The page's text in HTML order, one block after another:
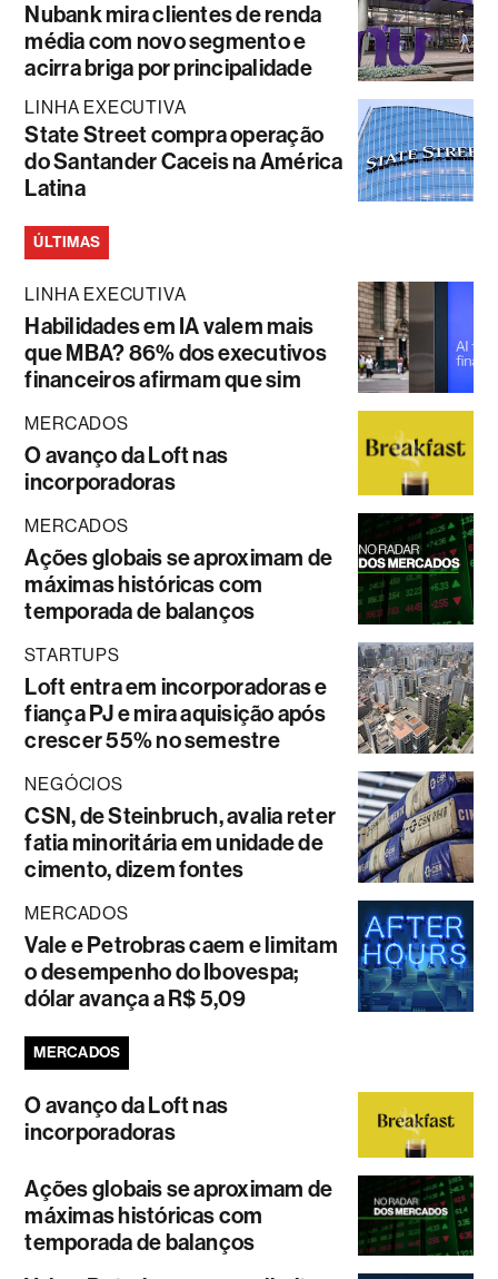
Nubank mira clientes de renda
média com novo segmento e
acirra briga por principalidade
LINHA EXECUTIVA
State Street compra operação
do Santander Caceis na América
Latina
ÚLTIMAS
LINHA EXECUTIVA
Habilidades em IA valem mais
que MBA? 86% dos executivos
financeiros afirmam que sim
MERCADOS
O avanço da Loft nas
incorporadoras
MERCADOS
Ações globais se aproximam de
máximas históricas com
temporada de balanços
STARTUPS
Loft entra em incorporadoras e
fiança PJ e mira aquisição após
crescer 55% no semestre
NEGÓCIOS
CSN, de Steinbruch, avalia reter
fatia minoritária em unidade de
cimento, dizem fontes
MERCADOS
Vale e Petrobras caem e limitam
o desempenho do Ibovespa;
dólar avança a R$ 5,09
MERCADOS
O avanço da Loft nas
incorporadoras
Ações globais se aproximam de
máximas históricas com
temporada de balanços